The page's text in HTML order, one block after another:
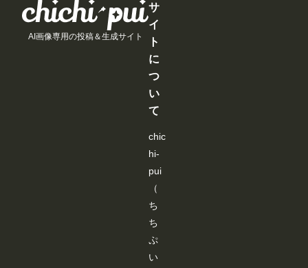
AI画像専用の投稿＆生成サイト
サ
イ
ト
に
つ
い
て
chic
hi-
pui
（
ち
ち
ぷ
い